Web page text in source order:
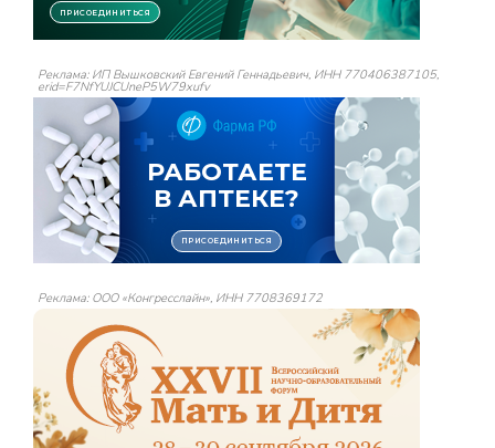
Реклама: ИП Вышковский Евгений Геннадьевич, ИНН 770406387105,
erid=F7NfYUJCUneP5W79xufv
Реклама: ООО «Конгресслайн», ИНН 7708369172